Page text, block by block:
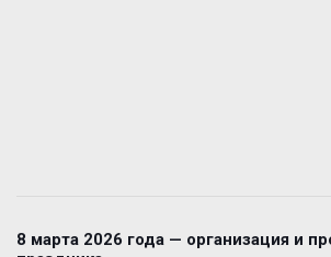
8 марта 2026 года — организация и